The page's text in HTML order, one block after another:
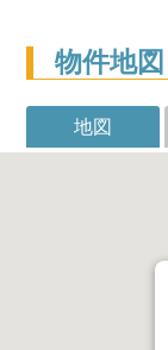
物件地図
地図